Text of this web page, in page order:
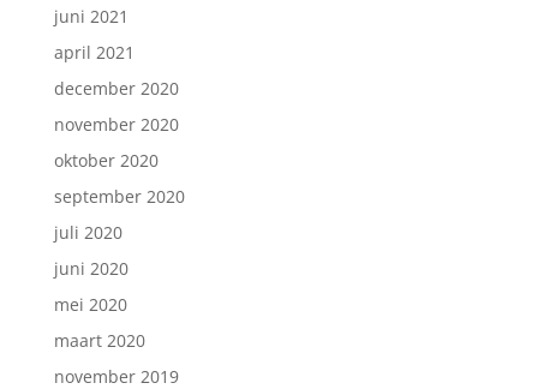
juni 2021
april 2021
december 2020
november 2020
oktober 2020
september 2020
juli 2020
juni 2020
mei 2020
maart 2020
november 2019